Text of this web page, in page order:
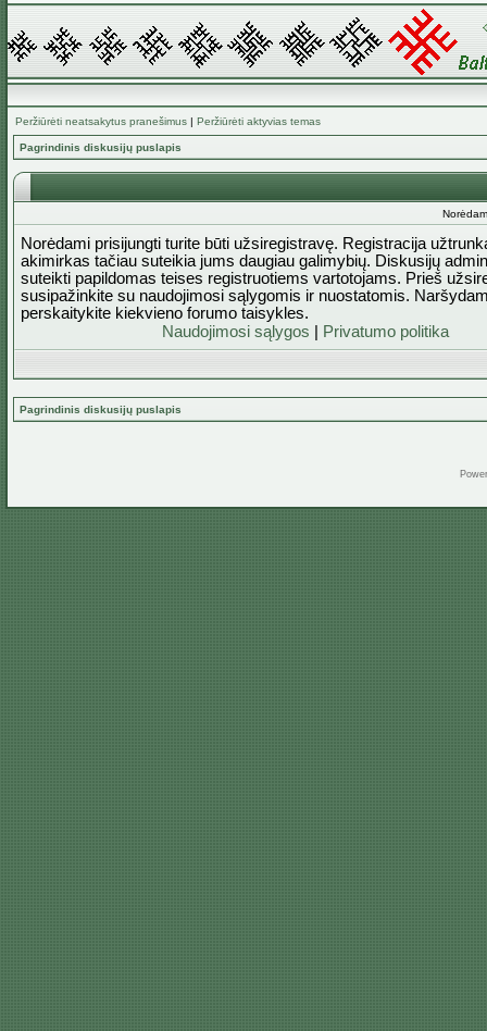
Peržiūrėti neatsakytus pranešimus | Peržiūrėti aktyvias temas
Pagrindinis diskusijų puslapis
Norėdami prisijungti turite būti užsiregistravę. Registracija
akimirkas tačiau suteikia jums daugiau galimybių. Diskusijų
suteikti papildomas teises registruotiems vartotojams. Prieš
susipažinkite su naudojimosi sąlygomis ir nuostatomis.
perskaitykite kiekvieno forumo taisykles.
Naudojimosi sąlygos
Privatumo politika
Pagrindinis diskusijų puslapis